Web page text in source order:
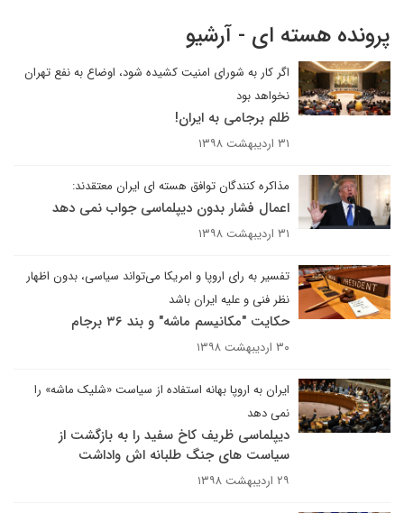
پرونده هسته ای - آرشیو
اگر کار به شورای امنیت کشیده شود، اوضاع به نفع تهران
نخواهد بود
ظلم برجامی به ایران!
۳۱ اردیبهشت ۱۳۹۸
مذاکره کنندگان توافق هسته ای ایران معتقدند:
اعمال فشار بدون دیپلماسی جواب نمی دهد
۳۱ اردیبهشت ۱۳۹۸
تفسیر به رای اروپا و امریکا می‌تواند سیاسی، بدون اظهار
نظر فنی و علیه ایران باشد
حکایت "مکانیسم ماشه" و بند ۳۶ برجام
۳۰ اردیبهشت ۱۳۹۸
ایران به اروپا بهانه استفاده از سیاست «شلیک ماشه» را
نمی دهد
دیپلماسی ظریف کاخ سفید را به بازگشت از
سیاست های جنگ طلبانه اش واداشت
۲۹ اردیبهشت ۱۳۹۸